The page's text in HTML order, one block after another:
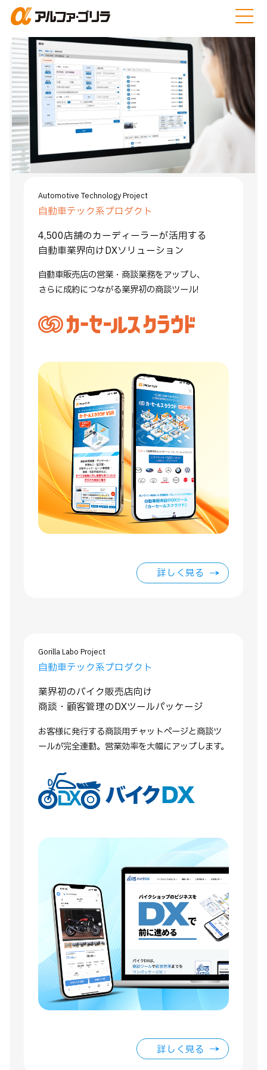
プロダクト
私たちアルファ・ゴリラは自動車販売店やバイク販売店向
けDXサービスを軸に、
あらゆる企業の業務フローの改善
や、新たなビジネスモデルの創出をしています。
Automotive Technology Project
自動車テック系プロダクト
4,500店舗のカーディーラーが活用する
自動車業界向けDXソリューション
自動車販売店の営業・商談業務をアップし、
さらに成約につながる業界初の商談ツール!
詳しく見る
Gorilla Labo Project
自動車テック系プロダクト
業界初のバイク販売店向け
商談・顧客管理のDXツールパッケージ
お客様に発行する商談用チャットページと商談ツ
ールが完全連動。営業効率を大幅にアップします。
詳しく見る